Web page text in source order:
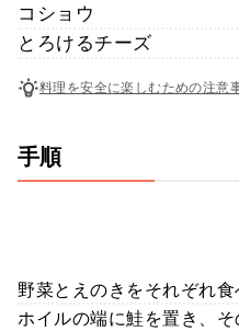
コショウ
とろけるチーズ
料理を安全に楽しむための注意
手順
野菜とえのきをそれぞれ食
ホイルの端に鮭を置き、